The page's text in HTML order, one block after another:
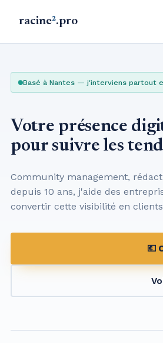
racine².pro
Basé à Nantes — j'interviens partout
Votre présence
pour suivre les
Community management,
depuis 10 ans, j'aide des
convertir cette visibilité en
💶